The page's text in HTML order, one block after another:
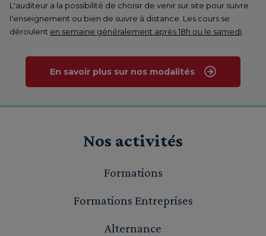
L'auditeur a la possibilité de choisir de venir sur site pour suivre
l'enseignement ou bien de suivre à distance. Les cours se
déroulent en semaine généralement après 18h ou le samedi
En savoir plus sur nos modalités
Nos activités
Formations
Formations Entreprises
Alternance